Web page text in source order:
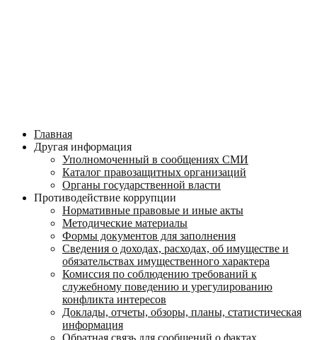
Главная
Другая информация
Уполномоченный в сообщениях СМИ
Каталог правозащитных организаций
Органы государственной власти
Противодействие коррупции
Нормативные правовые и иные акты
Методические материалы
Формы документов для заполнения
Сведения о доходах, расходах, об имуществе и
обязательствах имущественного характера
Комиссия по соблюдению требований к
служебному поведению и урегулированию
конфликта интересов
Доклады, отчеты, обзоры, планы, статистическая
информация
Обратная связь для сообщений о фактах